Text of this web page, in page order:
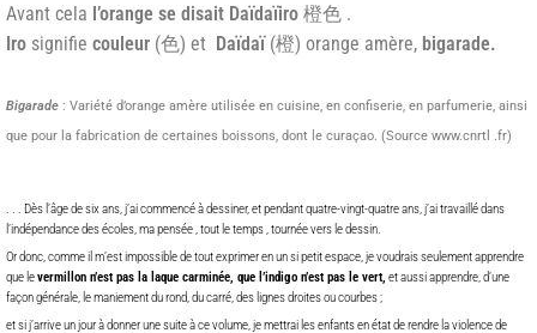
Avant cela l’orange se disait Daïdaïiro 橙色 .
Iro signifie couleur (色) et Daïdaï(橙) orange amère, bigarade.
Bigarade : Variété d’orange amère utilisée en cuisine, en confiserie, en parfumerie, ainsi
que pour la fabrication de certaines boissons, dont le curaçao. (Source www.cnrtl .fr)
. . . Dès l’âge de six ans, j’ai commencé à dessiner, et pendant quatre-vingt-quatre ans, j’ai travaillé dans
l’indépendance des écoles, ma pensée , tout le temps , tournée vers le dessin.
Or donc, comme il m’est impossible de tout exprimer en un si petit espace, je voudrais seulement apprendre
que levermillon n’est pas la laque carminée, que l’indigo n’est pas le vert, et aussi apprendre, d’une
façon générale, le maniement du rond, du carré, des lignes droites ou courbes ;
et si j’arrive un jour à donner une suite à ce volume, je mettrai les enfants en état de rendre la violence de